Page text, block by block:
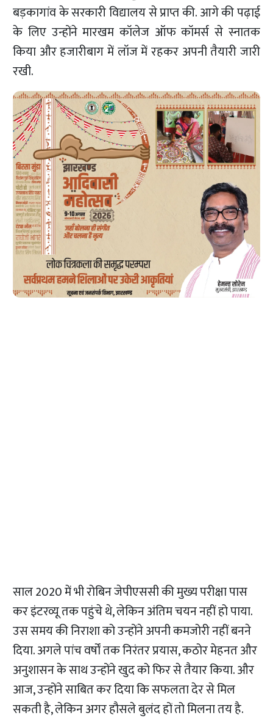
बड़कागांव के सरकारी विद्यालय से प्राप्त की. आगे की पढ़ाई
के लिए उन्होंने मारखम कॉलेज ऑफ कॉमर्स से स्नातक
किया और हजारीबाग में लॉज में रहकर अपनी तैयारी जारी
रखी.
साल 2020 में भी रोबिन जेपीएससी की मुख्य परीक्षा पास
कर इंटरव्यू तक पहुंचे थे, लेकिन अंतिम चयन नहीं हो पाया.
उस समय की निराशा को उन्होंने अपनी कमजोरी नहीं बनने
दिया. अगले पांच वर्षों तक निरंतर प्रयास, कठोर मेहनत और
अनुशासन के साथ उन्होंने खुद को फिर से तैयार किया. और
आज, उन्होंने साबित कर दिया कि सफलता देर से मिल
सकती है, लेकिन अगर हौसले बुलंद हों तो मिलना तय है.